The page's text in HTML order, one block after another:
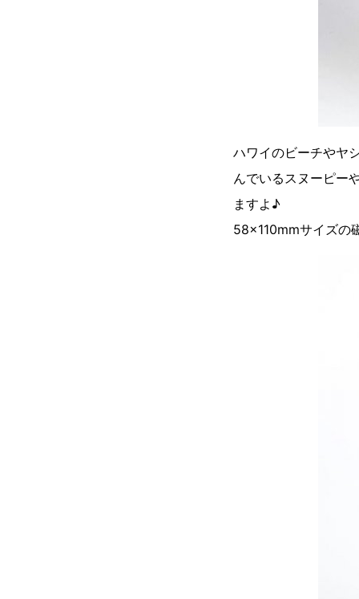
ハワイのビーチやヤ
んでいるスヌーピー
ますよ♪
58×110mmサイズの